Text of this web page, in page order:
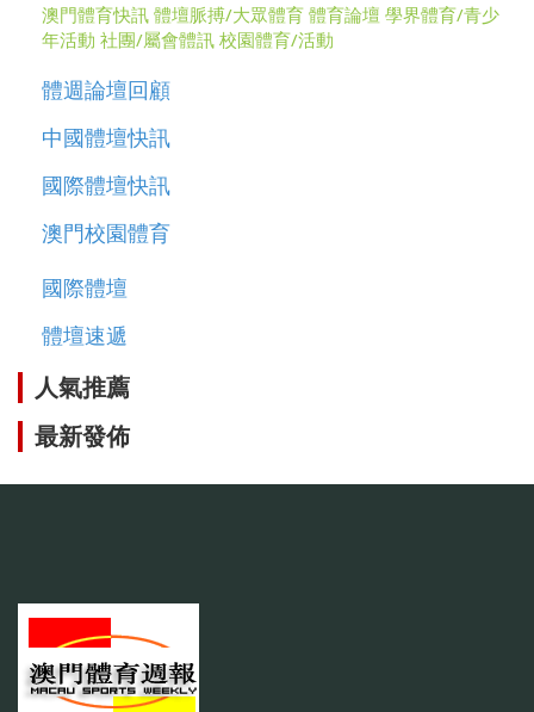
澳門體育快訊 體壇脈搏/大眾體育 體育論壇 學界體育/青少
年活動 社團/屬會體訊 校園體育/活動
體週論壇回顧
中國體壇快訊
國際體壇快訊
澳門校園體育
國際體壇
體壇速遞
人氣推薦
最新發佈